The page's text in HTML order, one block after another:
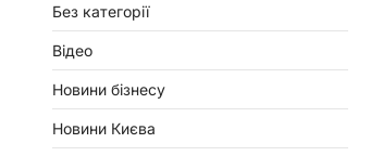
Без категорії
Відео
Новини бізнесу
Новини Києва